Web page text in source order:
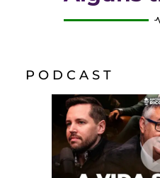
P O D C A S T